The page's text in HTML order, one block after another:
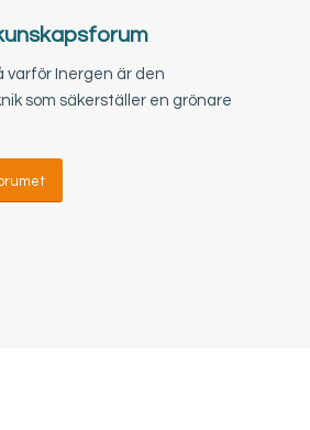
varför Inergen är den
som säkerställer en grönare